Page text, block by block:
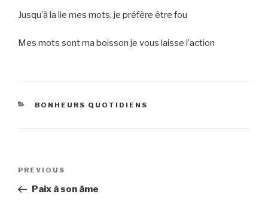
Jusqu’à la lie mes mots, je préfère être fou
Mes mots sont ma boisson je vous laisse l’action
CATEGORIES
BONHEURS QUOTIDIENS
Previous
Post
PREVIOUS
Paix à son âme